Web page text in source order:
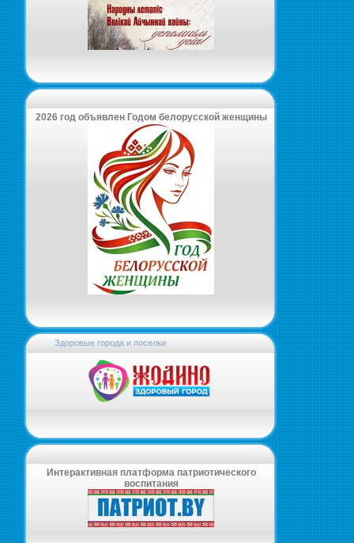
2026 год объявлен Годом белорусской женщины
Здоровые города и поселки
Интерактивная платформа патриотического
воспитания